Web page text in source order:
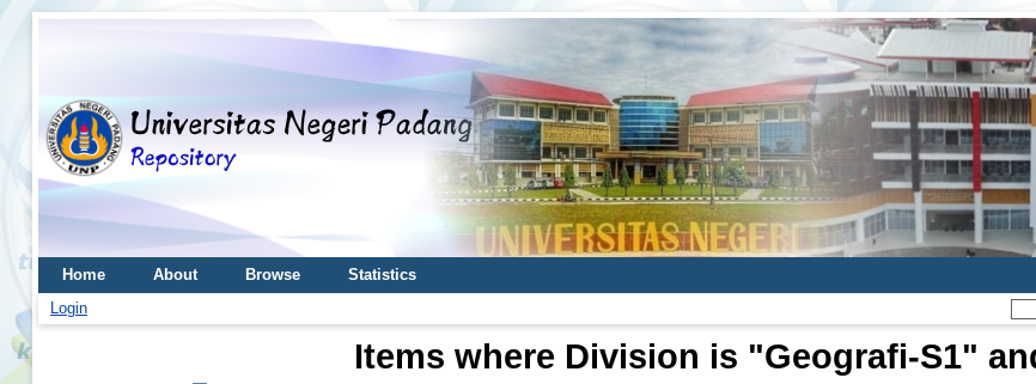
Home About Browse
Statistics
Login
Items where Division is "Geografi-S1"